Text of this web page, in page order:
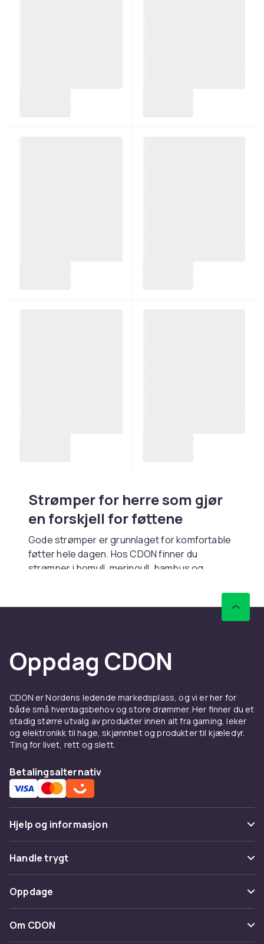
Strømper for herre som gjør
en forskjell for føttene
Gode strømper er grunnlaget for komfortable
føtter hele dagen. Hos CDON finner du
strømper i bomull, merinoull, bambus og
Ulike typer strømper
under dressbukser. Sportsstrømper med
forsterkning optimerer ytelsen.
Materialer som gjør en
forskjell
Bomull er mykt og pustende. Merinoull er
naturlig temperaturregulerende. Bambus er
ekstra mykt og antibakterielt.
Kompresjonsstrømper forbedrer
blodsirkulasjonen.
Å velge riktige strømper
Match strømper etter aktivitet og sko. Suppler
Kjøp strømper på CDON
Oppdag CDON
CDON er Nordens ledende markedsplass, og vi er her for
både små hverdagsbehov og store drømmer. Her finner du et
stadig større utvalg av produkter innen alt fra gaming, leker
og elektronikk til hage, skjønnhet og produkter til kjæledyr.
Ting for livet, rett og slett.
Betalingsalternativ
Hjelp og informasjon
Vanlige spørsmål
Spor pakke
Angre & returner her
Kontakt oss
Handle trygt
Betaling
Levering
Oppdage
Kategorier
Om CDON